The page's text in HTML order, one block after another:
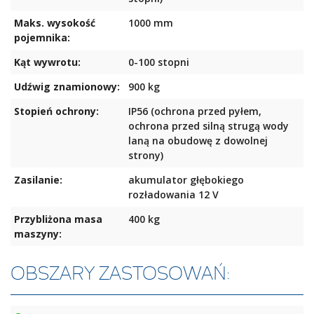
Dostępne opcje:
na wysokości do 1410 mm i pod kątem 100 stopni
przepływ produktu
Przedłużony zsyp: do 100 mm bez potrzeby zmiany ramy
Podwyższone zastawki boczne, poprawiające utrzymanie
produktu wewnątrz zsypu
Regulowana, wychylana lub dostosowana do potrzeb
użytkownika belka podtrzymująca do pojemników o
Maks. wysokość
pojemnika:
1000 mm
Kąt wywrotu:
0-100 stopni
Udźwig znamionowy:
900 kg
Stopień ochrony:
IP56 (ochrona przed pyłem,
ochrona przed silną strugą wody
laną na obudowę z dowolnej
strony)
Zasilanie:
akumulator głębokiego
rozładowania 12 V
Przybliżona masa
maszyny:
400 kg
OBSZARY ZASTOSOWAŃ: